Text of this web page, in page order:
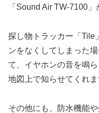
「Sound Air TW-7100
探し物トラッカー「Tile
ンをなくしてしまった
て、イヤホンの音を鳴
地図上で知らせてくれま
その他にも、防水機能